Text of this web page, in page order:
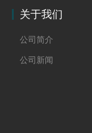
关于我们
公司简介
公司新闻